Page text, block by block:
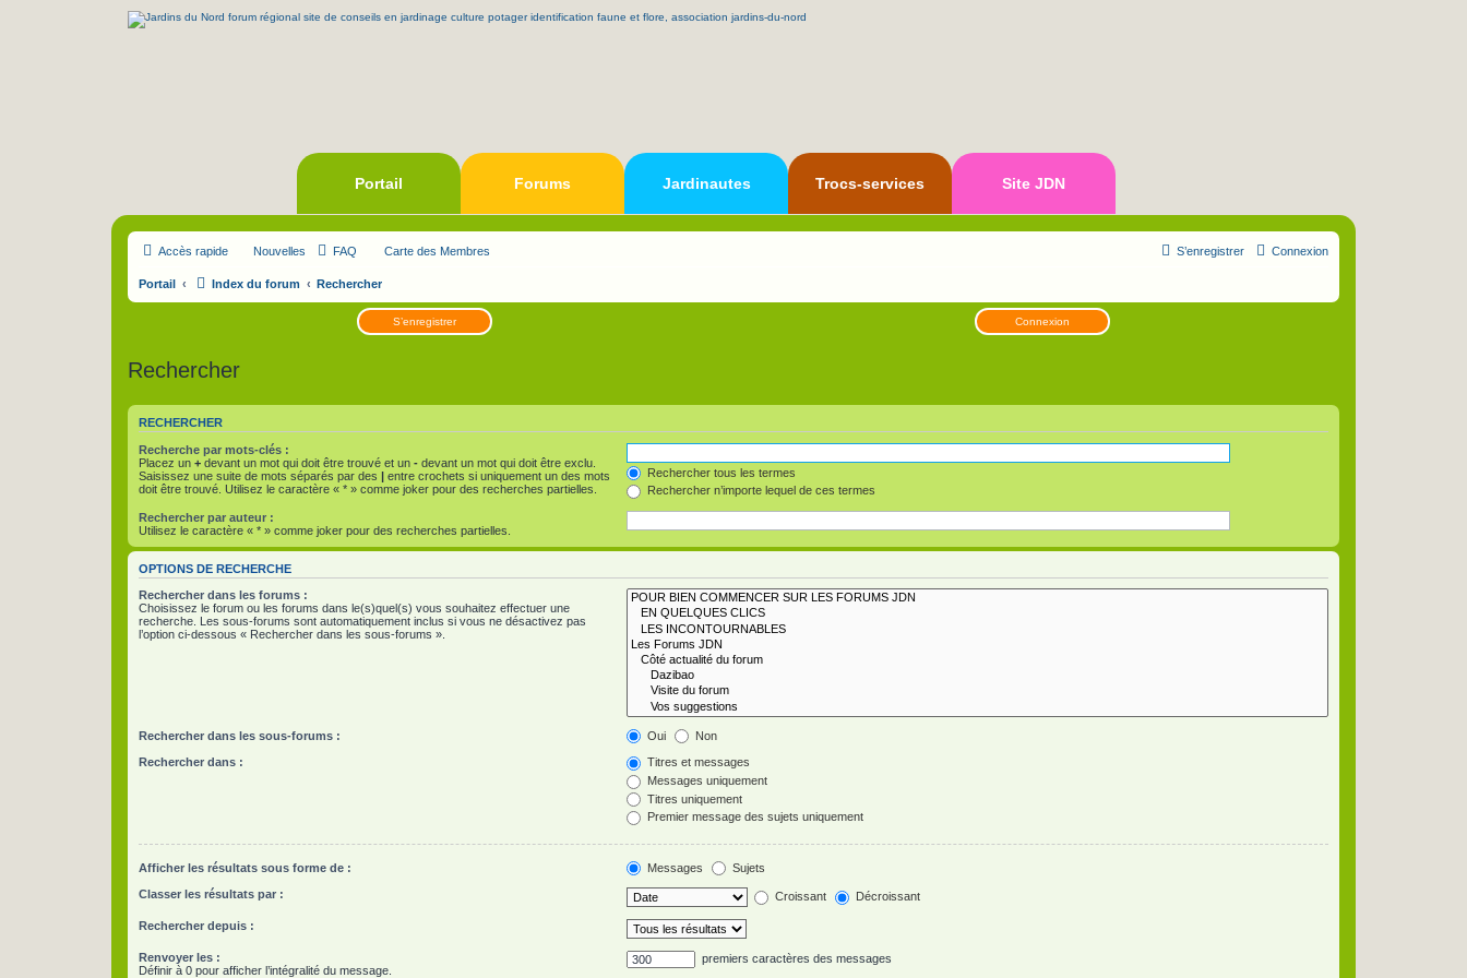
Portail Forums Jardinautes Trocs-services Site JDN
Accès rapide Nouvelles FAQ Carte des Membres Connexion
S’enregistrer
Portail Index du forum Rechercher
S’enregistrer Connexion
Rechercher
RECHERCHER
Recherche par mots-clés :
Placez un + devant un mot qui doit être trouvé et un - devant un mot qui doit être exclu.
Saisissez une suite de mots séparés par des | entre crochets si uniquement un des mots
doit être trouvé. Utilisez le caractère « * » comme joker pour des recherches partielles.
Rechercher tous les termes
Rechercher n’importe lequel de ces termes
Rechercher par auteur :
Utilisez le caractère « * » comme joker pour des recherches partielles.
OPTIONS DE RECHERCHE
Rechercher dans les forums :
Choisissez le forum ou les forums dans le(s)quel(s) vous souhaitez effectuer une
recherche. Les sous-forums sont automatiquement inclus si vous ne désactivez pas
l’option ci-dessous « Rechercher dans les sous-forums ».
Rechercher dans les sous-forums : Oui Non
Rechercher dans :
Titres et messages
Messages uniquement
Titres uniquement
Premier message des sujets uniquement
Afficher les résultats sous forme de : Messages Sujets
Classer les résultats par : Croissant Décroissant
Rechercher depuis :
Renvoyer les :
Définir à 0 pour afficher l’intégralité du message.
premiers caractères des messages